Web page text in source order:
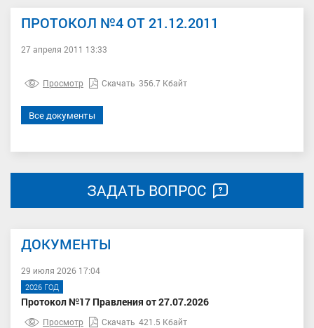
ПРОТОКОЛ №4 ОТ 21.12.2011
27 апреля 2011 13:33
Просмотр Скачать 356.7 Кбайт
Все документы
ЗАДАТЬ ВОПРОС
ДОКУМЕНТЫ
29 июля 2026 17:04
2026 ГОД
Протокол №17 Правления от 27.07.2026
Просмотр Скачать 421.5 Кбайт